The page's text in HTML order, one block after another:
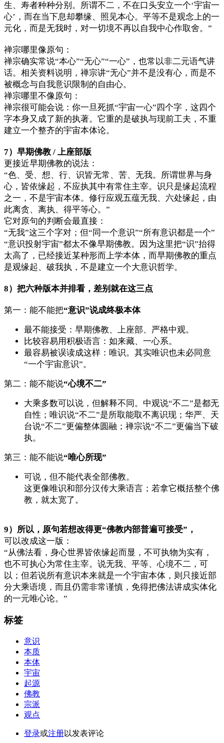
生、寿者种种分别。所谓不二，不在口头安立一个‘宇宙一
心’，而在当下息却攀缘、照见本心。平等不是观念上的一
元化，而是无我时，对一切境不再以自我中心作取舍。”
禅宗哪里像原句：
禅宗确实常说“本心”“无心”“一心”，也常以非二元语气讲
话。相关资料说明，禅宗讲“无心”并不是没有心，而是不
被概念与自我意识限制的自由心。
禅宗哪里不像原句：
禅宗很可能会说：你一旦死抓“宇宙一心”四个字，这四个
字本身又成了新的执著。它重的是破执与现前工夫，不重
建立一个整齐的宇宙本体论。
7）早期佛教 / 上座部版
更接近早期佛教的说法：
“色、受、想、行、识皆无常、苦、无我。所谓世界与身
心，皆依缘起，不应执其中有常住主宰。识只是缘起流程
之一，不是宇宙本体。修行应观五蕴无我、六处缘起，由
此离贪、离执、得平等心。”
它对原句的判断会最直接：
“无我”这三个字对；但“同一个意识”“所有意识都是一个”
“意识投射宇宙”都太不像早期佛教。因为这里把“识”抬得
太高了，已经接近某种形而上学本体，而早期佛教的重点
是观缘起、破我执，不是建立一个大意识哲学。
8）把六种版本并排看，差别就在这三点
第一：能不能把“意识”说成终极本体
最不能接受：早期佛教、上座部、严格中观。
比较容易用积极语言：如来藏、一心系。
最容易被误读成这样：唯识。其实唯识也未必同意
“一个宇宙意识”。
第二：能不能说“心境不二”
大乘多数可以说，但解释不同。中观说“不二”是都无
自性；唯识说“不二”是所取能取不离识现；华严、天
台说“不二”更偏整体圆融；禅宗说“不二”更偏当下破
执。
第三：能不能说“唯心所现”
可说，但不能代表全部佛教。
这更像唯识和部分汉传大乘语言；若拿它概括整个佛
教，就太宽了。
9）所以，原句若想改得更“佛教内部普遍可接受”，
可以改成这一版：
“从佛法看，身心世界皆依缘起而显，不可执物为实有，
也不可执心为常住主宰。说无我、平等、心境不二，可
以；但若说所有意识本来就是一个宇宙本体，则只接近部
分大乘语境，而且仍需非常谨慎，免得把佛法讲成实体化
的一元唯心论。”
标签
意识
本质
本体
宇宙
起源
佛教
宗派
观点
登录或注册以发表评论